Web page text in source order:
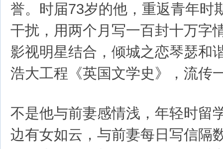
誉。时届73岁的他，重返青年时
干扰，用两个月写一百封十万字
影视明星结合，倾城之恋琴瑟和
浩大工程《英国文学史》，流传
不是他与前妻感情浅，年轻时留
边有女如云，与前妻每日写信隔